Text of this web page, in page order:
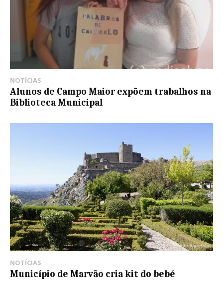
NOTÍCIAS
Alunos de Campo Maior expõem trabalhos na
Biblioteca Municipal
NOTÍCIAS
Município de Marvão cria kit do bebé